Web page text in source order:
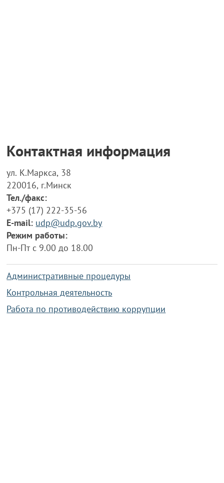
Контактная информация
ул. К.Маркса, 38
220016, г.Минск
Тел./факс:
+375 (17) 222-35-56
E-mail: udp@udp.gov.by
Режим работы:
Пн-Пт с 9.00 до 18.00
Административные процедуры
Контрольная деятельность
Работа по противодействию коррупции